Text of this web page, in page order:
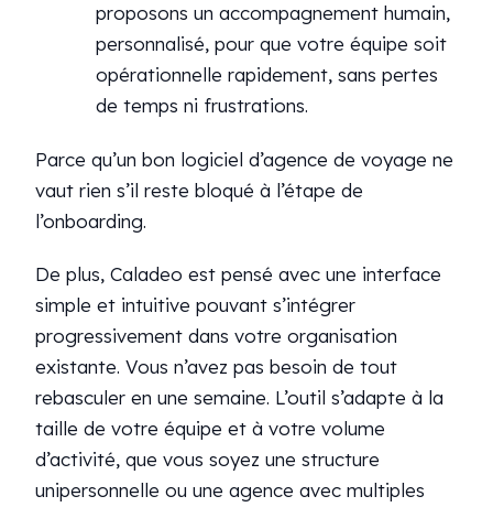
proposons un accompagnement humain,
personnalisé, pour que votre équipe soit
opérationnelle rapidement, sans pertes
de temps ni frustrations.
Parce qu’un bon logiciel d’agence de voyage ne
vaut rien s’il reste bloqué à l’étape de
l’onboarding.
De plus, Caladeo est pensé avec une interface
simple et intuitive pouvant s’intégrer
progressivement dans votre organisation
existante. Vous n’avez pas besoin de tout
rebasculer en une semaine. L’outil s’adapte à la
taille de votre équipe et à votre volume
d’activité, que vous soyez une structure
unipersonnelle ou une agence avec multiples